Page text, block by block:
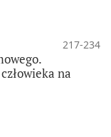
217-234
na